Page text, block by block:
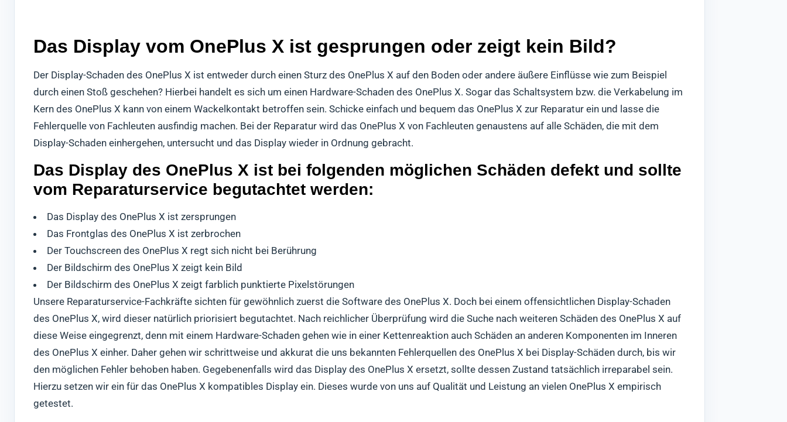
Das Display vom OnePlus X ist gesprungen oder zeigt kein Bild?
Der Display-Schaden des OnePlus X ist entweder durch einen Sturz des OnePlus X auf den Boden oder andere äußere Einflüsse wie zum Beispiel
durch einen Stoß geschehen? Hierbei handelt es sich um einen Hardware-Schaden des OnePlus X. Sogar das Schaltsystem bzw. die Verkabelung im
Kern des OnePlus X kann von einem Wackelkontakt betroffen sein. Schicke einfach und bequem das OnePlus X zur Reparatur ein und lasse die
Fehlerquelle von Fachleuten ausfindig machen. Bei der Reparatur wird das OnePlus X von Fachleuten genaustens auf alle Schäden, die mit dem
Display-Schaden einhergehen, untersucht und das Display wieder in Ordnung gebracht.
Das Display des OnePlus X ist bei folgenden möglichen Schäden defekt und sollte
vom Reparaturservice begutachtet werden:
Das Display des OnePlus X ist zersprungen
Das Frontglas des OnePlus X ist zerbrochen
Der Touchscreen des OnePlus X regt sich nicht bei Berührung
Der Bildschirm des OnePlus X zeigt kein Bild
Der Bildschirm des OnePlus X zeigt farblich punktierte Pixelstörungen
Unsere Reparaturservice-Fachkräfte sichten für gewöhnlich zuerst die Software des OnePlus X. Doch bei einem offensichtlichen Display-Schaden
des OnePlus X, wird dieser natürlich priorisiert begutachtet. Nach reichlicher Überprüfung wird die Suche nach weiteren Schäden des OnePlus X auf
diese Weise eingegrenzt, denn mit einem Hardware-Schaden gehen wie in einer Kettenreaktion auch Schäden an anderen Komponenten im Inneren
des OnePlus X einher. Daher gehen wir schrittweise und akkurat die uns bekannten Fehlerquellen des OnePlus X bei Display-Schäden durch, bis wir
den möglichen Fehler behoben haben. Gegebenenfalls wird das Display des OnePlus X ersetzt, sollte dessen Zustand tatsächlich irreparabel sein.
Hierzu setzen wir ein für das OnePlus X kompatibles Display ein. Dieses wurde von uns auf Qualität und Leistung an vielen OnePlus X empirisch
getestet.